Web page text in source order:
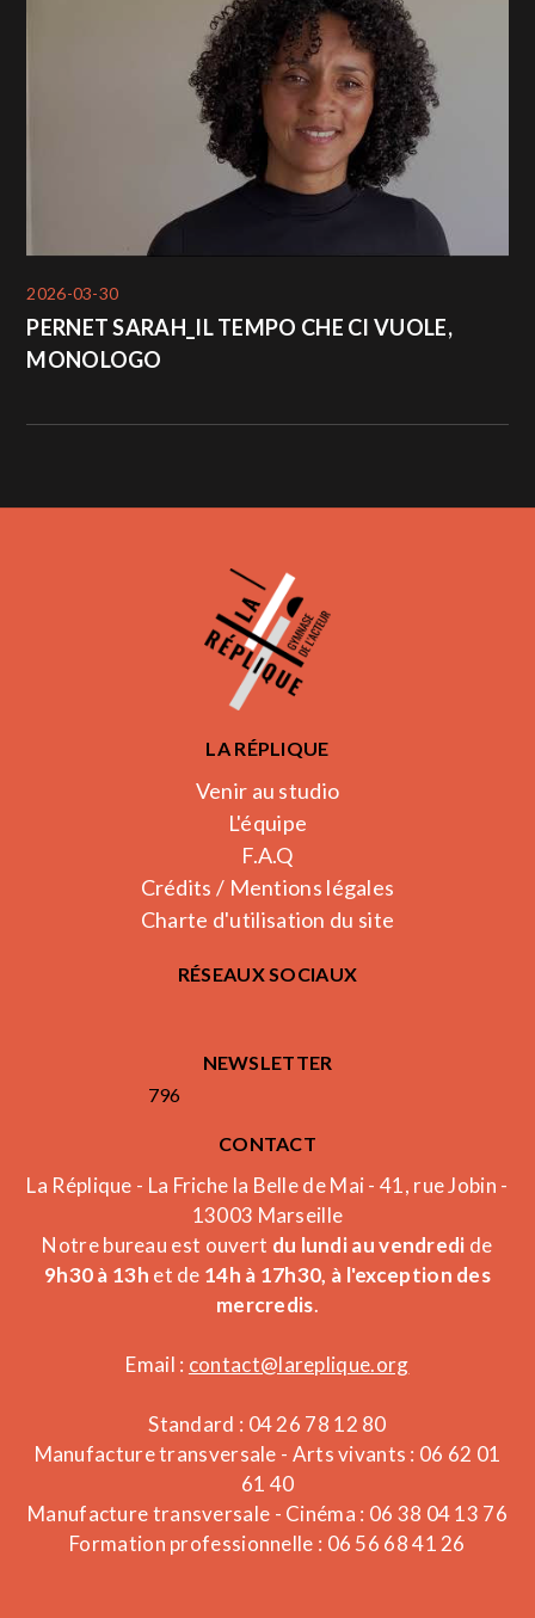
2026-03-30
PERNET SARAH_IL TEMPO CHE CI VUOLE,
MONOLOGO
LA RÉPLIQUE
Venir au studio
L'équipe
F.A.Q
Crédits / Mentions légales
Charte d'utilisation du site
RÉSEAUX SOCIAUX
NEWSLETTER
796
CONTACT
La Réplique - La Friche la Belle de Mai - 41, rue Jobin -
13003 Marseille
Notre bureau est ouvert du lundi au vendredi de
9h30 à 13h et de 14h à 17h30, à l'exception des
mercredis.
Email : contact@lareplique.org
Standard : 04 26 78 12 80
Manufacture transversale - Arts vivants : 06 62 01
61 40
Manufacture transversale - Cinéma : 06 38 04 13 76
Formation professionnelle : 06 56 68 41 26